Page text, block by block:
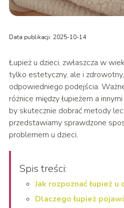
Data publikacji: 2025-10-14
Łupież u dzieci, zwłaszcza w
tylko estetyczny, ale i
odpowiedniego podejścia.
różnice między łupieżem a
by skutecznie dobrać metody
przedstawiamy sprawdzone
problemem u dzieci.
Spis treści:
Jak rozpoznać łupież u
Dlaczego łupież